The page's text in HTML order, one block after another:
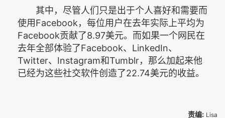
其中，尽管人们只是出于个人喜好和需要而
使用Facebook，每位用户在去年实际上平均为
Facebook贡献了8.97美元。而如果一个网民在
去年全部体验了Facebook、LinkedIn、
Twitter、Instagram和Tumblr，那么加起来他
已经为这些社交软件创造了22.74美元的收益。
责编: Lisa